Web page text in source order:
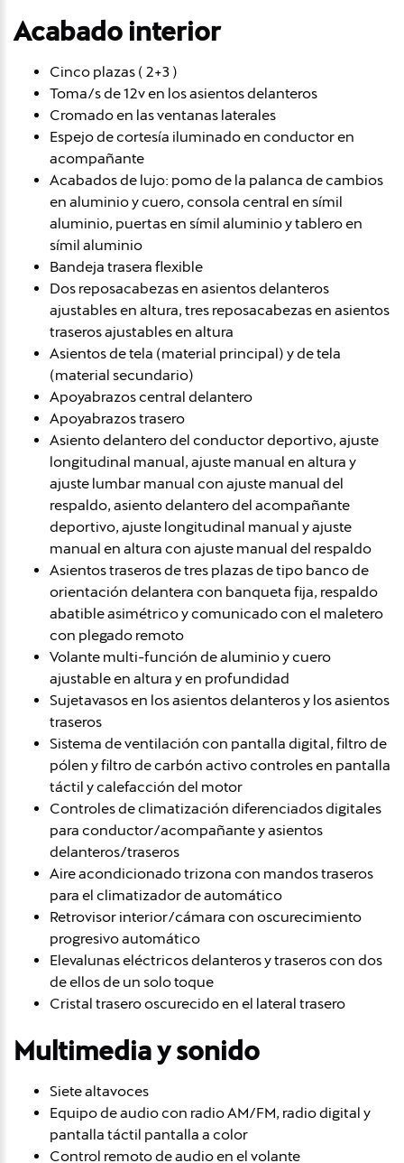
Acabado interior
Cinco plazas ( 2+3 )
Toma/s de 12v en los asientos delanteros
Cromado en las ventanas laterales
Espejo de cortesía iluminado en conductor en
acompañante
Acabados de lujo: pomo de la palanca de cambios
en aluminio y cuero, consola central en símil
aluminio, puertas en símil aluminio y tablero en
símil aluminio
Bandeja trasera flexible
Dos reposacabezas en asientos delanteros
ajustables en altura, tres reposacabezas en asientos
traseros ajustables en altura
Asientos de tela (material principal) y de tela
(material secundario)
Apoyabrazos central delantero
Apoyabrazos trasero
Asiento delantero del conductor deportivo, ajuste
longitudinal manual, ajuste manual en altura y
ajuste lumbar manual con ajuste manual del
respaldo, asiento delantero del acompañante
deportivo, ajuste longitudinal manual y ajuste
manual en altura con ajuste manual del respaldo
Asientos traseros de tres plazas de tipo banco de
orientación delantera con banqueta fija, respaldo
abatible asimétrico y comunicado con el maletero
con plegado remoto
Volante multi-función de aluminio y cuero
ajustable en altura y en profundidad
Sujetavasos en los asientos delanteros y los asientos
traseros
Sistema de ventilación con pantalla digital, filtro de
pólen y filtro de carbón activo controles en pantalla
táctil y calefacción del motor
Controles de climatización diferenciados digitales
para conductor/acompañante y asientos
delanteros/traseros
Aire acondicionado trizona con mandos traseros
para el climatizador de automático
Retrovisor interior/cámara con oscurecimiento
progresivo automático
Elevalunas eléctricos delanteros y traseros con dos
de ellos de un solo toque
Cristal trasero oscurecido en el lateral trasero
Multimedia y sonido
Siete altavoces
Equipo de audio con radio AM/FM, radio digital y
pantalla táctil pantalla a color
Control remoto de audio en el volante